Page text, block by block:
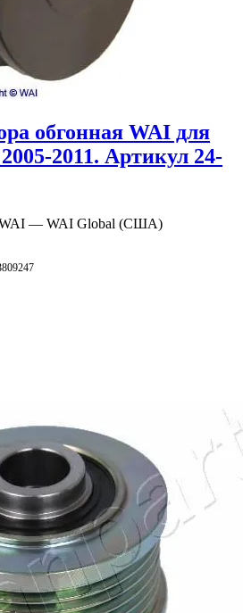
обгонная WAI для
2011. Артикул 24-
— WAI Global (США)